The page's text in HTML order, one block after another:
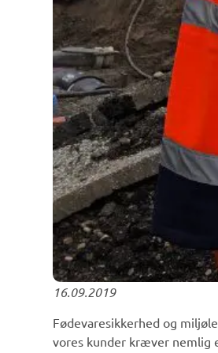
16.09.2019
Fødevaresikkerhed og
vores kunder kræver nemlig